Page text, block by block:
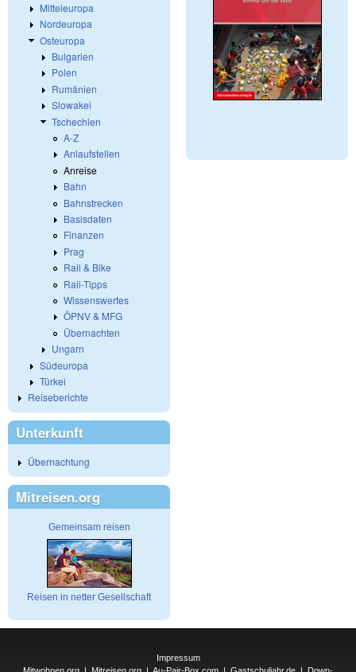
Mitteleuropa
Nordeuropa
Osteuropa
Bulgarien
Polen
Rumänien
Slowakei
Tschechien
A-Z
Anlaufstellen
Anreise
Bahn
Bahnstrecken
Basisdaten
Finanzen
Prag
Rail & Bike
Rail-Tipps
Wissenswertes
ÖPNV & MFG
Übernachten
Ungarn
Südeuropa
Türkei
Reiseberichte
Unterkunft
Übernachtung
Mitreisen.org
Gemeinsam reisen
Reisen in netter Gesellschaft
Impressum